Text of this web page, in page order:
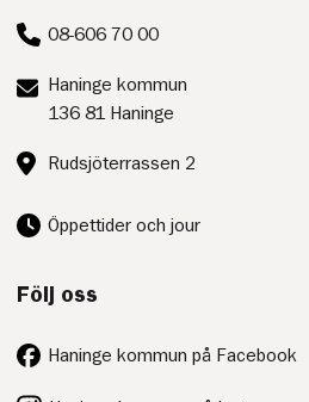
Telefon:
08-606 70 00
Postadress:
Haninge kommun
136 81 Haninge
Besöksadress:
Rudsjöterrassen 2
Öppettider och jour
Följ oss
Haninge kommun på Facebook